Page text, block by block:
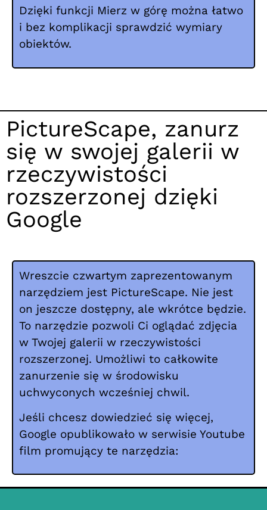
Dzięki funkcji Mierz w górę można łatwo
i bez komplikacji sprawdzić wymiary
obiektów.
PictureScape, zanurz
się w swojej galerii w
rzeczywistości
rozszerzonej dzięki
Google
Wreszcie czwartym zaprezentowanym
narzędziem jest PictureScape. Nie jest
on jeszcze dostępny, ale wkrótce będzie.
To narzędzie pozwoli Ci oglądać zdjęcia
w Twojej galerii w rzeczywistości
rozszerzonej. Umożliwi to całkowite
zanurzenie się w środowisku
uchwyconych wcześniej chwil.
Jeśli chcesz dowiedzieć się więcej,
Google opublikowało w serwisie Youtube
film promujący te narzędzia: